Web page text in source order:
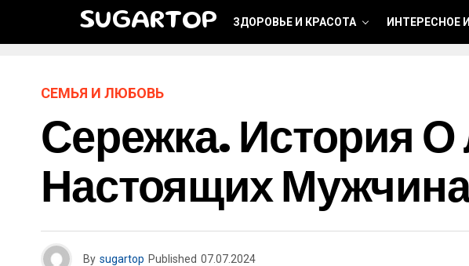
SUGARTOP ЗДОРОВЬЕ И КРАСОТА ИНТЕРЕСНОЕ
СЕМЬЯ И ЛЮБОВЬ
Сережка. История
Настоящих
By sugartop Published 07.07.2024